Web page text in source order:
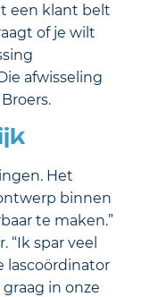
een klant belt
of je wilt
afwisseling
Het
binnen
te maken.”
“Ik spar veel
lascoördinator
in onze